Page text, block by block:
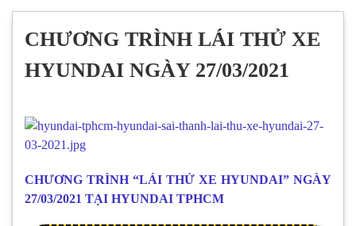
CHƯƠNG TRÌNH LÁI THỬ XE
HYUNDAI NGÀY 27/03/2021
CHƯƠNG TRÌNH “LÁI THỬ XE HYUNDAI” NGÀY
27/03/2021 TẠI HYUNDAI TPHCM